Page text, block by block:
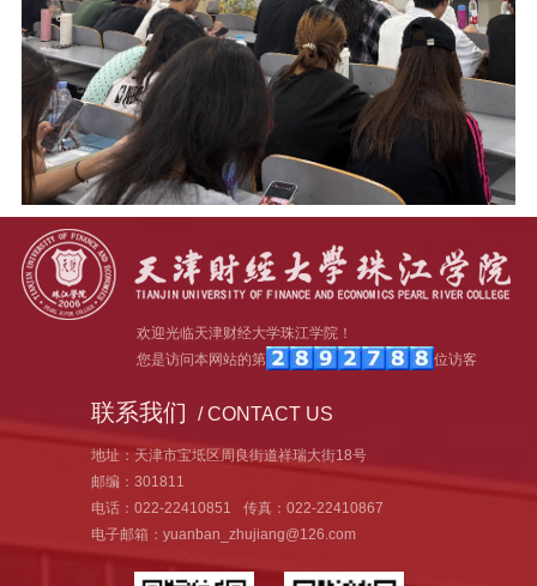
欢迎光临天津财经大学珠江学院！
您是访问本网站的第
位访客
联系我们 / CONTACT US
地址：天津市宝坻区周良街道祥瑞大街18号
邮编：301811
电话：022-22410851
传真：022-22410867
电子邮箱：yuanban_zhujiang@126.com